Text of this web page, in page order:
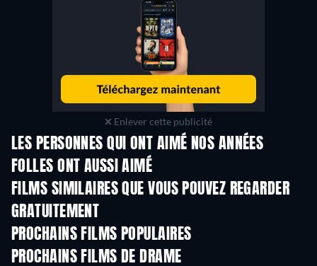
Enlever cette publicité
LES PERSONNES QUI ONT AIMÉ NOS ANNÉES
FOLLES ONT AUSSI AIMÉ
FILMS SIMILAIRES QUE VOUS POUVEZ REGARDER
GRATUITEMENT
PROCHAINS FILMS POPULAIRES
PROCHAINS FILMS DE DRAME